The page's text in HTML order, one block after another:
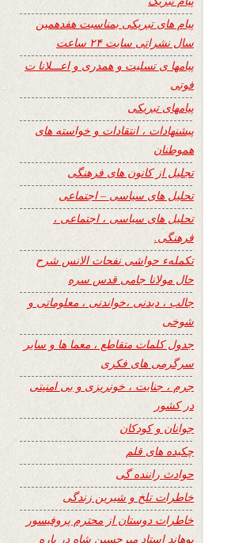
پیام های تبریکی بمناسبت هفدهمین
سال نشراتی سایت ۲۴ ساعت
پیامها ی تسلیت و همدری و اعـــلانا ت
فوتی
پیامهای تبریکی
پیشنهادات ، انتقادات و خواسته های
هموطنان
تجلیل از کانون های فرهنگی
تحلیل های سیاسی – اجتماعی
تحلیل های سیاسی ، اجتماعی ،
فرهنگی.
تکملهء حواشی نفحات الانس شرح
حال مولانا جامی قدس سره
جالب ، دیدنی ،خواندنی ، معلوماتی و
شوخی
جدول کلمات متقاطع ، معما ها و سایر
سرگرمی های فکری
جرم ، جنایت ، خونریزی و بی امنیتی
در کشور
جوانان و کودکان
چکیده های قلم
حوادث راننده گی
خاطرات تلخ و شیرین زندگی
خاطرات دوستان از محترم پروفیسور
پوهاند استاد میرحسین شاه در باره